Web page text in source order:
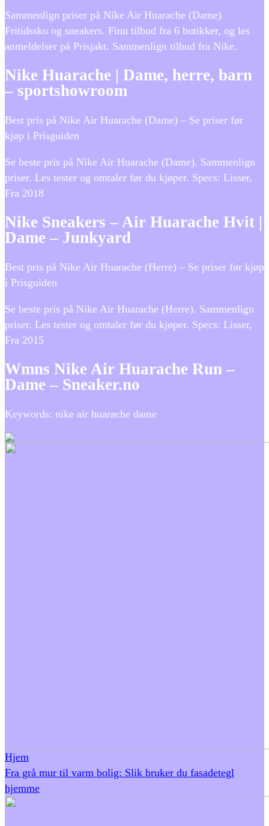
Sammenlign priser på Nike Air Huarache (Dame)
Fritidssko og sneakers. Finn tilbud fra 6 butikker, og les
anmeldelser på Prisjakt. Sammenlign tilbud fra Nike.
Nike Huarache | Dame, herre, barn
– sportshowroom
Best pris på Nike Air Huarache (Dame) – Se priser før
kjøp i Prisguiden
Se beste pris på Nike Air Huarache (Dame). Sammenlign
priser. Les tester og omtaler før du kjøper. Specs: Lisser,
Fra 2018
Nike Sneakers – Air Huarache Hvit |
Dame – Junkyard
Best pris på Nike Air Huarache (Herre) – Se priser før kjøp
i Prisguiden
Se beste pris på Nike Air Huarache (Herre). Sammenlign
priser. Les tester og omtaler før du kjøper. Specs: Lisser,
Fra 2015
Wmns Nike Air Huarache Run –
Dame – Sneaker.no
Keywords: nike air huarache dame
Hjem
Fra grå mur til varm bolig: Slik bruker du fasadetegl
hjemme